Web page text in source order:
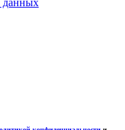
данных